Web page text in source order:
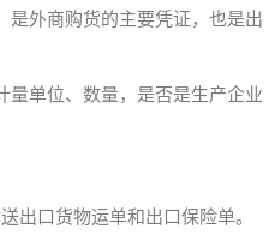
外商购货的主要凭证，也是出
单位、数量，是否是生产企业
出口货物运单和出口保险单。